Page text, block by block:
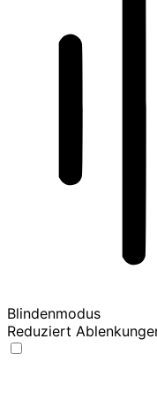
Blindenmodus
Reduziert